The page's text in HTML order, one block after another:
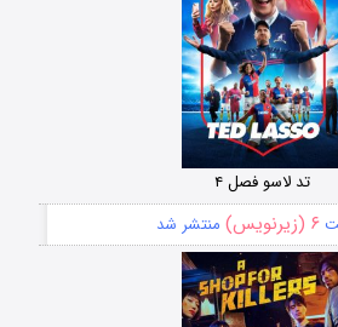
تد لاسو فصل ۴
۶ (زیرنویس) منتشر شد